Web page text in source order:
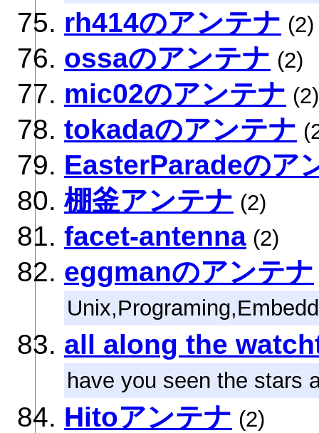
rh414のアンテナ (2)
ossaのアンテナ (2)
mic02のアンテナ (2)
tokadaのアンテナ
EasterParadeのア
棚釜アンテナ (2)
facet-antenna (2)
eggmanのアンテナ
all along the
have you seen the stars
Hitoアンテナ (2)